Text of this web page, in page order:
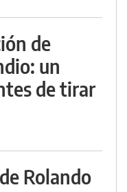
de
un
de tirar
Rolando